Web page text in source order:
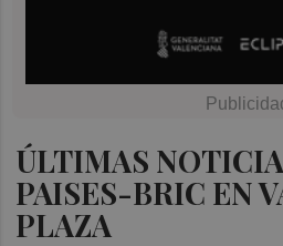
ÚLTIMAS
PAISES-BRIC EN
PLAZA